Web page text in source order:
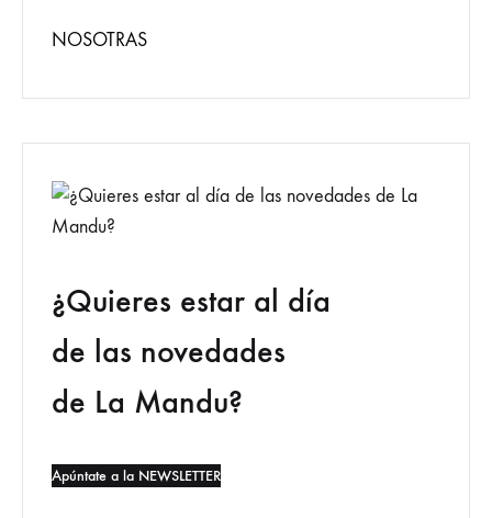
NOSOTRAS
¿Quieres estar al día
de las novedades
de La Mandu?
Apúntate a la NEWSLETTER